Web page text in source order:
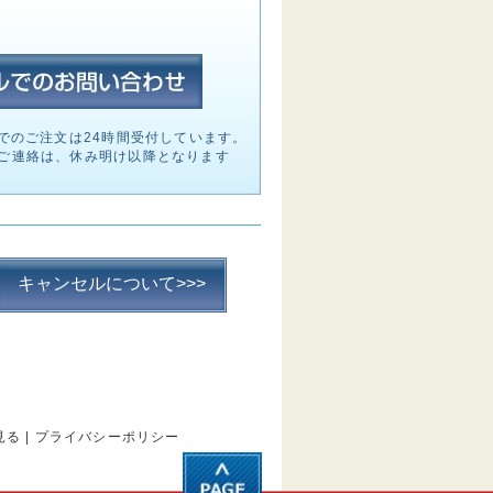
ご注文は24時間受付しています。
連絡は、休み明け以降となります
キャンセルについて>>>
る プライバシーポリシー